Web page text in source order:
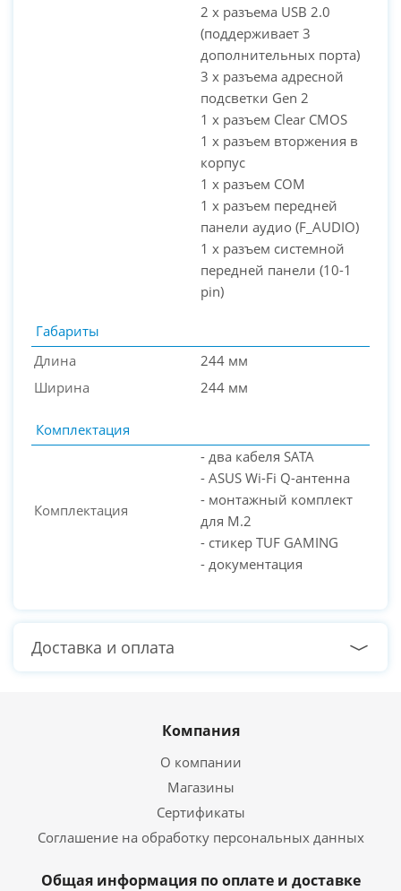
2 x разъема USB 2.0
(поддерживает 3
дополнительных порта)
3 x разъема адресной
подсветки Gen 2
1 x разъем Clear CMOS
1 x разъем вторжения в
корпус
1 x разъем COM
1 x разъем передней
панели аудио (F_AUDIO)
1 x разъем системной
передней панели (10-1
pin)
Габариты
Длина
244 мм
Ширина
244 мм
Комплектация
Комплектация
- два кабеля SATA
- ASUS Wi-Fi Q-антенна
- монтажный комплект
для M.2
- стикер TUF GAMING
- документация
Доставка и оплата
Компания
О компании
Магазины
Сертификаты
Соглашение на обработку персональных данных
Общая информация по оплате и доставке